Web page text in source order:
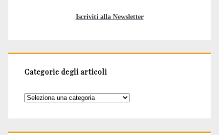
Iscriviti alla Newsletter
Categorie degli articoli
Categorie